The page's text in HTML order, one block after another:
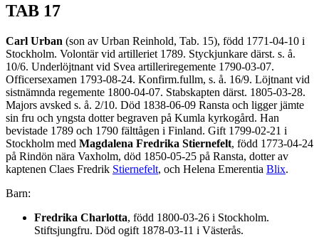
TAB 17
Carl Urban (son av Urban Reinhold, Tab. 15), född 1771-04-10 i
Stockholm. Volontär vid artilleriet 1789. Styckjunkare därst. s. å.
10/6. Underlöjtnant vid Svea artilleriregemente 1790-03-07.
Officersexamen 1793-08-24. Konfirm.fullm, s. å. 16/9. Löjtnant vid
sistnämnda regemente 1800-04-07. Stabskapten därst. 1805-03-28.
Majors avsked s. å. 2/10. Död 1838-06-09 Ransta och ligger jämte
sin fru och yngsta dotter begraven på Kumla kyrkogård. Han
bevistade 1789 och 1790 fälttågen i Finland. Gift 1799-02-21 i
Stockholm med Magdalena Fredrika Stiernefelt, född 1773-04-24
på Rindön nära Vaxholm, död 1850-05-25 på Ransta, dotter av
kaptenen Claes Fredrik Stiernefelt, och Helena Emerentia Blix.
Barn:
Fredrika Charlotta, född 1800-03-26 i Stockholm.
Stiftsjungfru. Död ogift 1878-03-11 i Västerås.